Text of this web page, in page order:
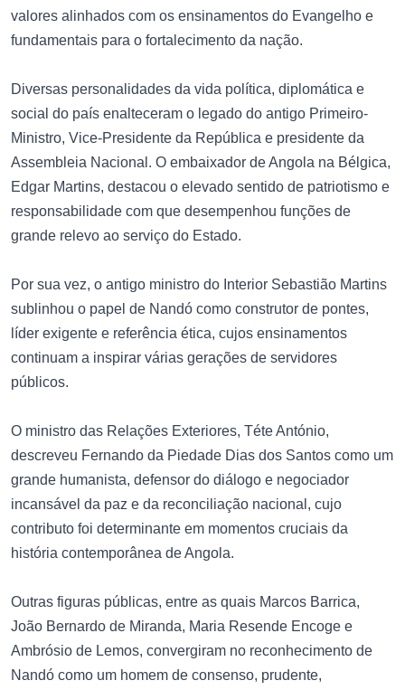
valores alinhados com os ensinamentos do Evangelho e
fundamentais para o fortalecimento da nação.
Diversas personalidades da vida política, diplomática e
social do país enalteceram o legado do antigo Primeiro-
Ministro, Vice-Presidente da República e presidente da
Assembleia Nacional. O embaixador de Angola na Bélgica,
Edgar Martins, destacou o elevado sentido de patriotismo e
responsabilidade com que desempenhou funções de
grande relevo ao serviço do Estado.
Por sua vez, o antigo ministro do Interior Sebastião Martins
sublinhou o papel de Nandó como construtor de pontes,
líder exigente e referência ética, cujos ensinamentos
continuam a inspirar várias gerações de servidores
públicos.
O ministro das Relações Exteriores, Téte António,
descreveu Fernando da Piedade Dias dos Santos como um
grande humanista, defensor do diálogo e negociador
incansável da paz e da reconciliação nacional, cujo
contributo foi determinante em momentos cruciais da
história contemporânea de Angola.
Outras figuras públicas, entre as quais Marcos Barrica,
João Bernardo de Miranda, Maria Resende Encoge e
Ambrósio de Lemos, convergiram no reconhecimento de
Nandó como um homem de consenso, prudente,